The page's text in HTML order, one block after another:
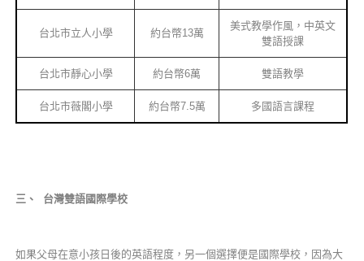
台北市立人小學 約台幣13萬
美式教學作風，中英文
雙語授課
台北市靜心小學 約台幣6萬 雙語教學
台北市薇閣小學 約台幣7.5萬 多國語言課程
三、 台灣雙語國際學校
如果父母在意小孩日後的英語程度，另一個選擇便是國際學校，因為大